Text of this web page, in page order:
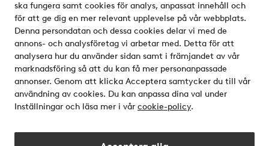
ska fungera samt cookies för analys, anpassat innehåll och
för att ge dig en mer relevant upplevelse på vår webbplats.
Denna persondatan och dessa cookies delar vi med de
annons- och analysföretag vi arbetar med. Detta för att
analysera hur du använder sidan samt i främjandet av vår
marknadsföring så att du kan få mer personanpassade
annonser. Genom att klicka Acceptera samtycker du till vår
användning av cookies. Du kan anpassa dina val under
Inställningar och läsa mer i vår cookie-policy.
Säkra betalningar - Betala direkt eller dela upp
Vill du veta mer om våra betalalternativ?
elpy